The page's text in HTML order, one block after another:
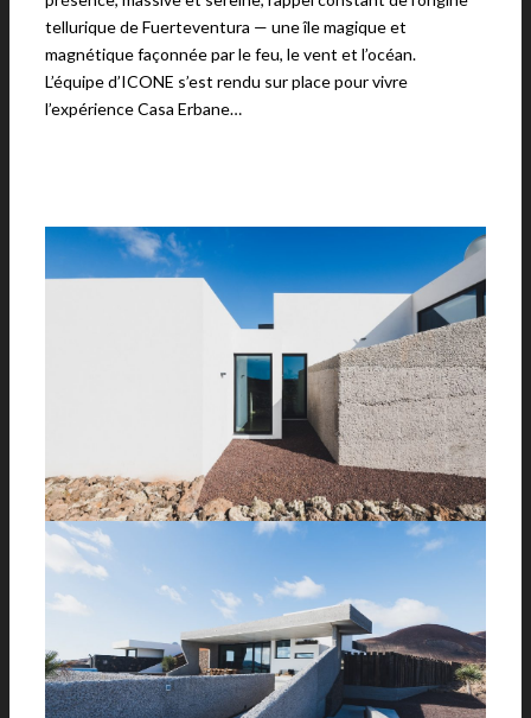
tellurique de Fuerteventura — une île magique et
magnétique façonnée par le feu, le vent et l’océan.
L’équipe d’ICONE s’est rendu sur place pour vivre
l’expérience Casa Erbane…